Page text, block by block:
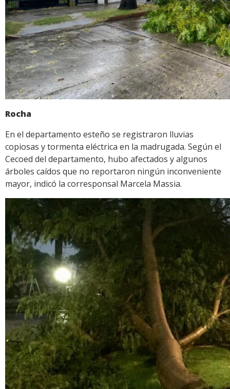
Rocha
En el departamento esteño se registraron lluvias
copiosas y tormenta eléctrica en la madrugada. Según el
Cecoed del departamento, hubo afectados y algunos
árboles caídos que no reportaron ningún inconveniente
mayor, indicó la corresponsal Marcela Massia.